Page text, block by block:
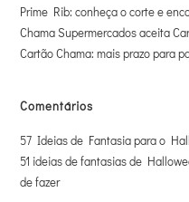
Prime Rib: conheça o corte e
Chama Supermercados aceita
Cartão Chama: mais prazo para
Comentários
57 Ideias de Fantasia para o
51 ideias de fantasias de
de fazer